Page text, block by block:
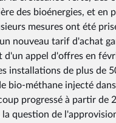
des bioénergies, et en
mesures ont été
nouveau tarif d'achat
d'un appel d'offres en
installations de plus de
méthane injecté
progressé à partir de
question de